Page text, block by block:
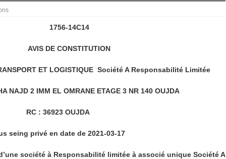
1756-14C14
AVIS DE CONSTITUTION
ET LOGISTIQUE Société A Responsabilité Limitée
NAJD 2 IMM EL OMRANE ETAGE 3 NR 140 OUJDA
: 36923 OUJDA
seing privé en date de 2021-03-17
société à Responsabilité limitée à associé unique Société A